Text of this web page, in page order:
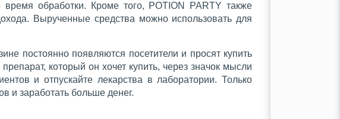
обработки. Кроме того, POTION PARTY также
Вырученные средства можно использовать для
постоянно появляются посетители и просят купить
который он хочет купить, через значок мысли
и отпускайте лекарства в лаборатории. Только
и заработать больше денег.